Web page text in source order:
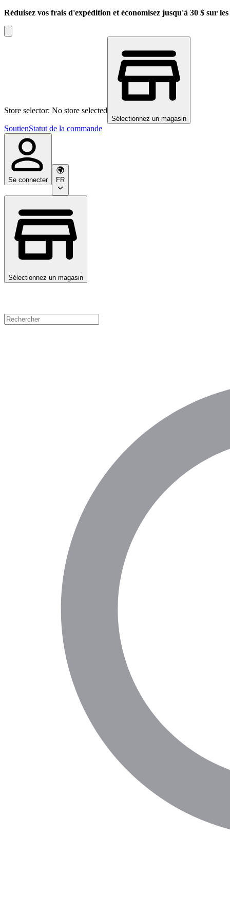
Réduisez vos frais d'expédition et économisez jusqu'à 30 $ sur
Store selector: No store selected
Sélectionnez un magasin
SoutienStatut de la commande
Se connecter FR
Sélectionnez un magasin